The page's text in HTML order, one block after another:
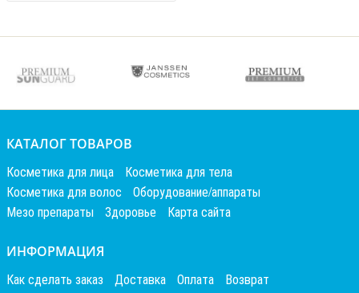
КАТАЛОГ ТОВАРОВ
Косметика для лица
Косметика для тела
Косметика для волос
Оборудование/аппараты
Мезо препараты
Здоровье Карта сайта
ИНФОРМАЦИЯ
Как сделать заказ Доставка Оплата
Возврат